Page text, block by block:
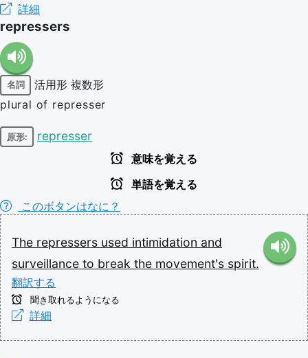
詳細
repressers
名詞 活用形 複数形
plural of represser
原形: represser
意味を覚える
単語を覚える
このボタンはなに？
The repressers used intimidation and
surveillance to break the movement's spirit.
翻訳する
聞き取れるようになる
詳細